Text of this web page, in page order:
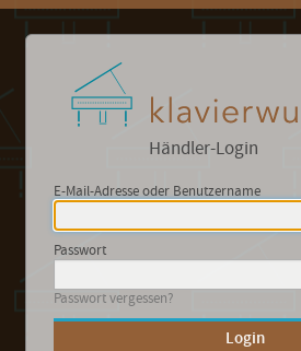
Händler-Login
E-Mail-Adresse oder Benutzername
Passwort
Passwort vergessen?